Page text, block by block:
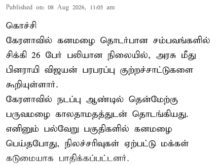
Published on: 08 Aug 2026, 11:05 am
கொச்சி
கேரளாவில் கனமழை தொடர்பான சம்பவங்களில்
சிக்கி 26 பேர் பலியான நிலையில், அரசு மீது
பினராயி விஜயன் பரபரப்பு குற்றச்சாட்டுகளை
கூறியுள்ளார்.
கேரளாவில் நடப்பு ஆண்டில் தென்மேற்கு
பருவமழை காலதாமதத்துடன் தொடங்கியது.
எனினும் பல்வேறு பகுதிகளில் கனமழை
பெய்தபோது, நிலச்சரிவுகள் ஏற்பட்டு மக்கள்
கடுமையாக பாதிக்கப்பட்டனர்.